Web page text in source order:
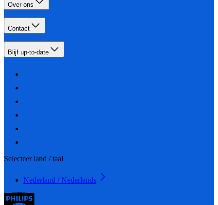
Over ons
Contact
Blijf up-to-date
Selecteer land / taal
Nederland / Nederlands